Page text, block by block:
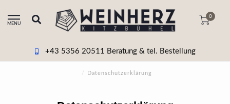
MENU
0
+43 5356 20511 Beratung & tel. Bestellung
/ Datenschutzerklärung